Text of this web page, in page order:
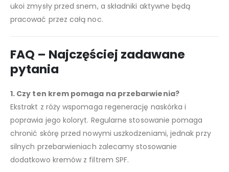
ukoi zmysły przed snem, a składniki aktywne będą
pracować przez całą noc.
FAQ – Najczęściej zadawane
pytania
1. Czy ten krem pomaga na przebarwienia?
Ekstrakt z róży wspomaga regenerację naskórka i
poprawia jego koloryt. Regularne stosowanie pomaga
chronić skórę przed nowymi uszkodzeniami, jednak przy
silnych przebarwieniach zalecamy stosowanie
dodatkowo kremów z filtrem SPF.